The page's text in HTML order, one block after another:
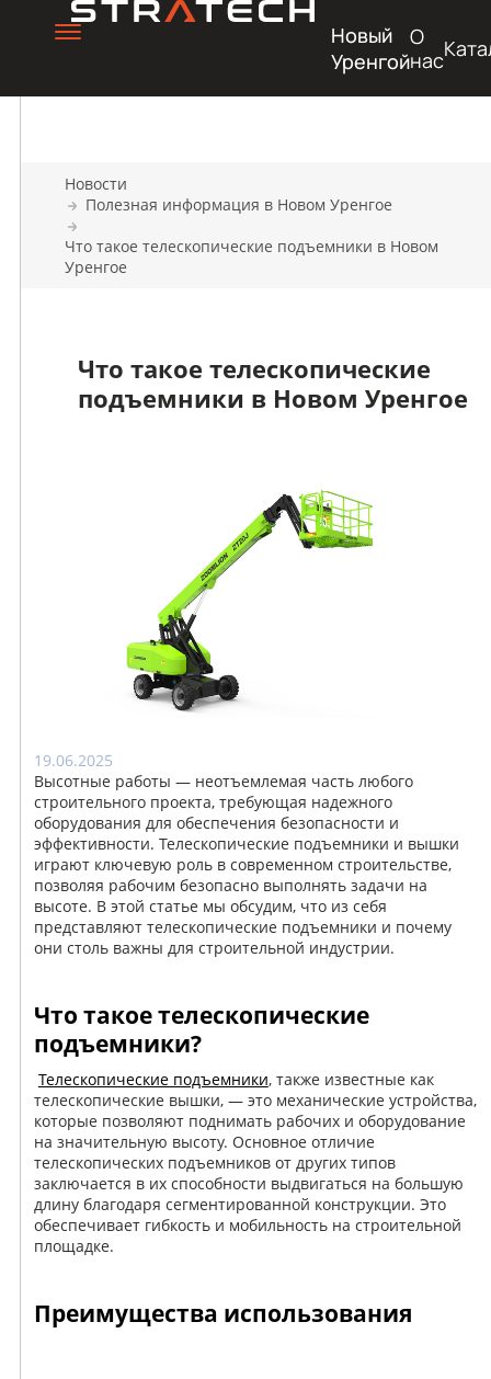
Новый
Уренгой
О
нас
Новости
Полезная информация в Новом Уренгое
Что такое телескопические подъемники в Новом
Уренгое
Что такое телескопические
подъемники в Новом Уренгое
19.06.2025
Высотные работы — неотъемлемая часть любого
строительного проекта, требующая надежного
оборудования для обеспечения безопасности и
эффективности. Телескопические подъемники и вышки
играют ключевую роль в современном строительстве,
позволяя рабочим безопасно выполнять задачи на
высоте. В этой статье мы обсудим, что из себя
представляют телескопические подъемники и почему
они столь важны для строительной индустрии.
Что такое телескопические
подъемники?
Телескопические подъемники, также известные как
телескопические вышки, — это механические устройства,
которые позволяют поднимать рабочих и оборудование
на значительную высоту. Основное отличие
телескопических подъемников от других типов
заключается в их способности выдвигаться на большую
длину благодаря сегментированной конструкции. Это
обеспечивает гибкость и мобильность на строительной
площадке.
Преимущества использования